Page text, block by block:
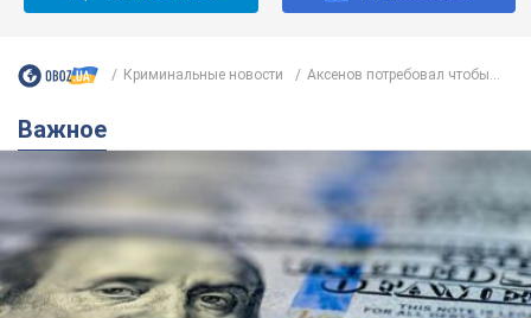
Криминальные новости Аксенов потребовал чтобы...
Важное